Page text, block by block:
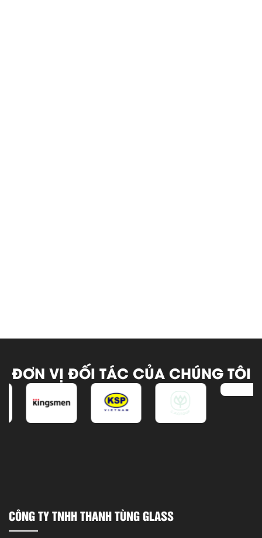
ĐƠN VỊ ĐỐI TÁC CỦA CHÚNG TÔI
CÔNG TY TNHH THANH TÙNG GLASS